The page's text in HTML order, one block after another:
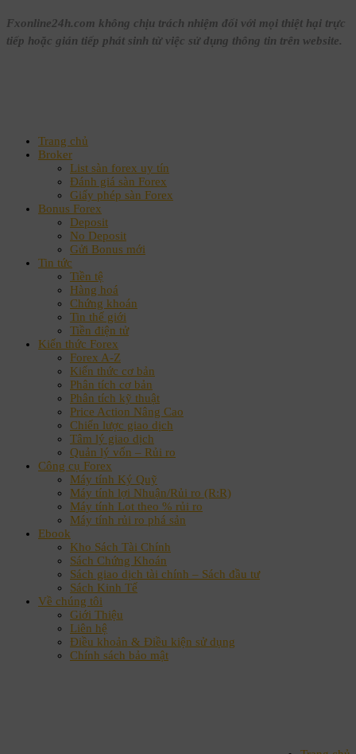
Fxonline24h.com không chịu trách nhiệm đối với mọi thiệt hại trực
tiếp hoặc gián tiếp phát sinh từ việc sử dụng thông tin trên website.
Trang chủ
Broker
List sàn forex uy tín
Đánh giá sàn Forex
Giấy phép sàn Forex
Bonus Forex
Deposit
No Deposit
Gửi Bonus mới
Tin tức
Tiền tệ
Hàng hoá
Chứng khoán
Tin thế giới
Tiền điện tử
Kiến thức Forex
Forex A-Z
Kiến thức cơ bản
Phân tích cơ bản
Phân tích kỹ thuật
Price Action Nâng Cao
Chiến lược giao dịch
Tâm lý giao dịch
Quản lý vốn – Rủi ro
Công cụ Forex
Máy tính Ký Quỹ
Máy tính lợi Nhuận/Rủi ro (R:R)
Máy tính Lot theo % rủi ro
Máy tính rủi ro phá sản
Ebook
Kho Sách Tài Chính
Sách Chứng Khoán
Sách giao dịch tài chính – Sách đầu tư
Sách Kinh Tế
Về chúng tôi
Giới Thiệu
Liên hệ
Điều khoản & Điều kiện sử dụng
Chính sách bảo mật